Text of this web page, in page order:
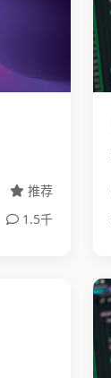
推荐
1.5千